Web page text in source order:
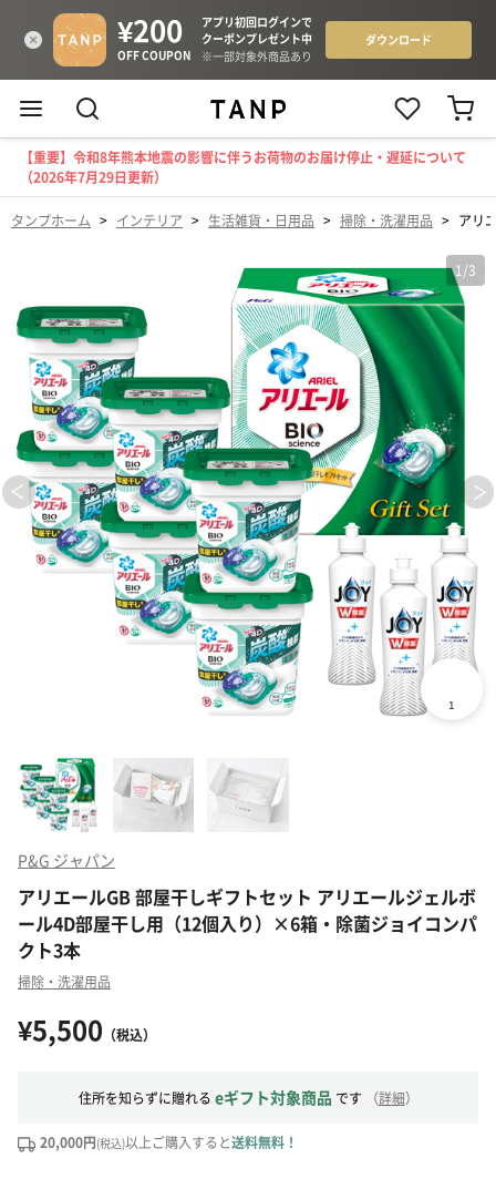
【重要】令和8年熊本地震の影響に伴うお荷物のお届け停止・遅延について
（2026年7月29日更新）
タンプホーム > インテリア > 生活雑貨・日用品 > 掃除・洗濯用品 > アリ
1 /3
P&G ジャパン
アリエールGB 部屋干しギフトセット アリエールジェルボ
ール4D部屋干し用（12個入り）×6箱・除菌ジョイコンパ
クト3本
掃除・洗濯用品
¥5,500 （税込）
住所を知らずに贈れる eギフト対象商品 です （詳細）
20,000円(税込)以上ご購入すると送料無料！